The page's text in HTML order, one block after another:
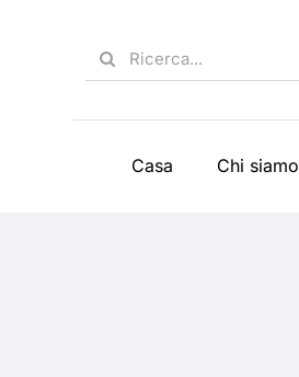
Search
for:
Casa Chi siamo